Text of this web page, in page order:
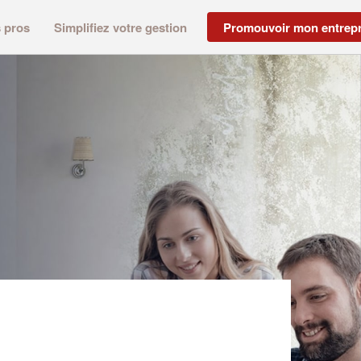
pros Simplifiez votre gestion Promouvoir mon